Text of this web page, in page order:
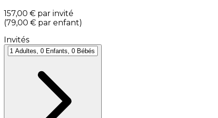
157,00 € par invité
(79,00 € par enfant)
Invités